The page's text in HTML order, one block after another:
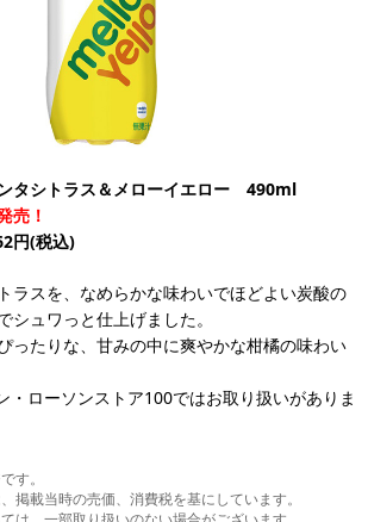
タシトラス＆メローイエロー 490ml
売！
円(税込)
ラスを、なめらかな味わいでほどよい炭酸の
シュワっと仕上げました。
ったりな、甘みの中に爽やかな柑橘の味わい
ローソンストア100ではお取り扱いがありま
す。
掲載当時の売価、消費税を基にしています。